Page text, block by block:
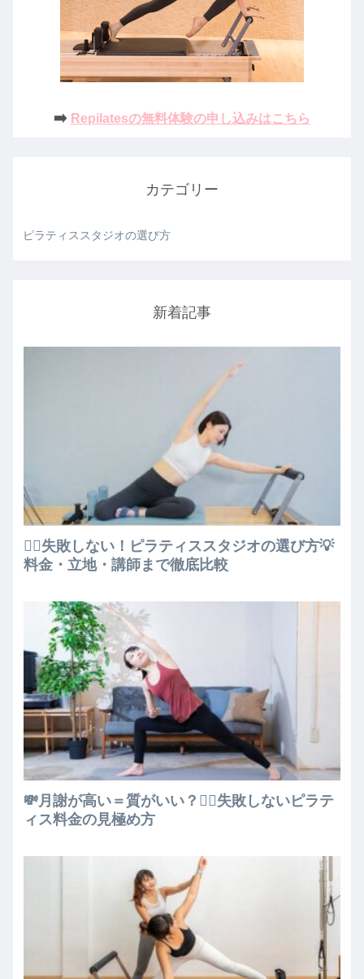
➡️ Repilatesの無料体験の申し込みはこちら
カテゴリー
ピラティススタジオの選び方
新着記事
🧘‍♀️失敗しない！ピラティススタジオの選び方💡
料金・立地・講師まで徹底比較
💸月謝が高い＝質がいい？🧘‍♀️失敗しないピラテ
ィス料金の見極め方